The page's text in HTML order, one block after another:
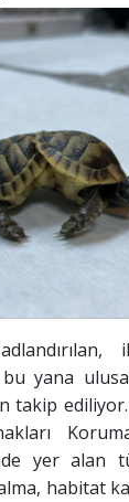
yana
takip
yer alan
habitat